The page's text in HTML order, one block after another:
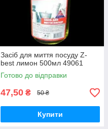
Засіб для миття посуду Z-
best лимон 500мл 49061
Готово до відправки
47,50 ₴ 50 ₴
Купити